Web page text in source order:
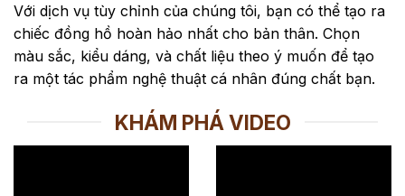
Với dịch vụ tùy chỉnh của chúng tôi, bạn có thể tạo ra
chiếc đồng hồ hoàn hảo nhất cho bản thân. Chọn
màu sắc, kiểu dáng, và chất liệu theo ý muốn để tạo
ra một tác phẩm nghệ thuật cá nhân đúng chất bạn.
KHÁM PHÁ VIDEO